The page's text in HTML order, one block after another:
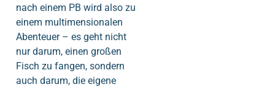
nach einem PB wird also zu
einem multimensionalen
Abenteuer – es geht nicht
nur darum, einen großen
Fisch zu fangen, sondern
auch darum, die eigene